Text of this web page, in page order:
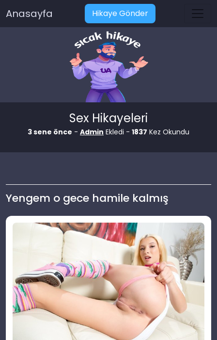
Anasayfa Hikaye Gönder
Sex Hikayeleri
3 sene önce - Admin Ekledi - 1837 Kez Okundu
Yengem o gece hamile kalmış